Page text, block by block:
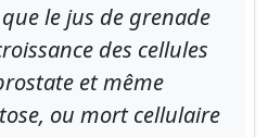
le jus de grenade
des cellules
et même
ou mort cellulaire